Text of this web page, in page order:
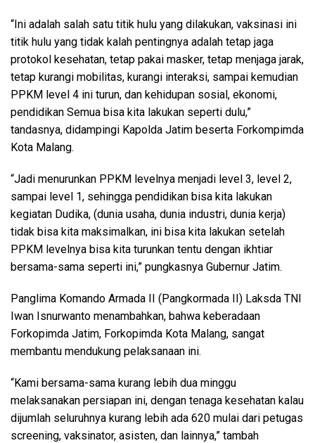
“Ini adalah salah satu titik hulu yang dilakukan, vaksinasi ini
titik hulu yang tidak kalah pentingnya adalah tetap jaga
protokol kesehatan, tetap pakai masker, tetap menjaga jarak,
tetap kurangi mobilitas, kurangi interaksi, sampai kemudian
PPKM level 4 ini turun, dan kehidupan sosial, ekonomi,
pendidikan Semua bisa kita lakukan seperti dulu,”
tandasnya, didampingi Kapolda Jatim beserta Forkompimda
Kota Malang.
“Jadi menurunkan PPKM levelnya menjadi level 3, level 2,
sampai level 1, sehingga pendidikan bisa kita lakukan
kegiatan Dudika, (dunia usaha, dunia industri, dunia kerja)
tidak bisa kita maksimalkan, ini bisa kita lakukan setelah
PPKM levelnya bisa kita turunkan tentu dengan ikhtiar
bersama-sama seperti ini,” pungkasnya Gubernur Jatim.
Panglima Komando Armada II (Pangkormada II) Laksda TNI
Iwan Isnurwanto menambahkan, bahwa keberadaan
Forkopimda Jatim, Forkopimda Kota Malang, sangat
membantu mendukung pelaksanaan ini.
“Kami bersama-sama kurang lebih dua minggu
melaksanakan persiapan ini, dengan tenaga kesehatan kalau
dijumlah seluruhnya kurang lebih ada 620 mulai dari petugas
screening, vaksinator, asisten, dan lainnya,” tambah